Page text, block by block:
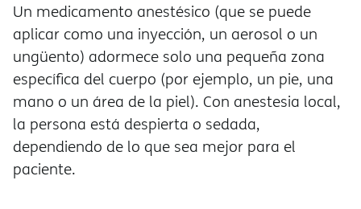
Un medicamento anestésico (que se puede
aplicar como una inyección, un aerosol o un
ungüento) adormece solo una pequeña zona
específica del cuerpo (por ejemplo, un pie, una
mano o un área de la piel). Con anestesia local,
la persona está despierta o sedada,
dependiendo de lo que sea mejor para el
paciente.